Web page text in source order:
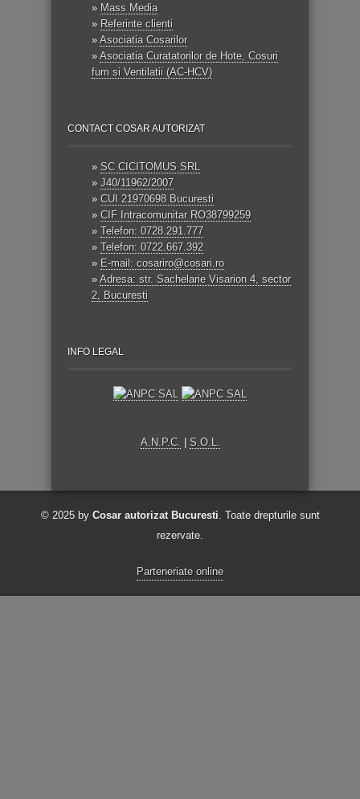
» Mass Media
» Referinte clienti
» Asociatia Cosarilor
» Asociatia Curatatorilor de Hote, Cosuri
fum si Ventilatii (AC-HCV)
CONTACT COSAR AUTORIZAT
» SC CICITOMUS SRL
» J40/11962/2007
» CUI 21970698 Bucuresti
» CIF Intracomunitar RO38799259
» Telefon: 0728.291.777
» Telefon: 0722.667.392
» E-mail: cosariro@cosari.ro
» Adresa: str. Sachelarie Visarion 4, sector
2, Bucuresti
INFO LEGAL
A.N.P.C. S.O.L.
© 2025 by Cosar autorizat Bucuresti . Toate drepturile sunt
rezervate.
Parteneriate online